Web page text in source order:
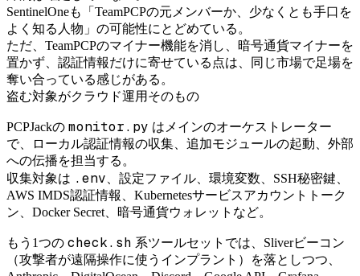
SentinelOneも「TeamPCPの元メンバーか、少なくとも手口を
よく知る人物」の可能性にとどめている。
ただ、TeamPCPのマイナー機能を消し、暗号通貨マイナーを
置かず、認証情報だけに寄せている点は、同じ市場で足場を
奪い合っている感じがある。
盗む対象がクラウド運用そのもの
PCPJackの monitor.py はメインのオーケストレーター
で、ローカル認証情報の収集、追加モジュールの起動、外部
への伝播を担当する。
収集対象は .env 、設定ファイル、環境変数、SSH秘密鍵、
AWS IMDS認証情報、Kubernetesサービスアカウントトーク
ン、Docker Secret、暗号通貨ウォレットなど。
もう1つの check.sh 系ツールセットでは、Sliverビーコン
（攻撃者が遠隔操作に使うインプラント）を落としつつ、